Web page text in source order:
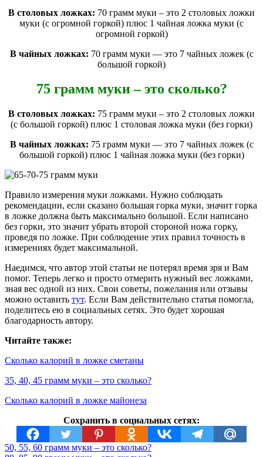
В столовых ложках: 70 грамм муки – это 2 столовых ложки
муки (с огромной горкой) плюс 1 чайная ложка муки (с
огромной горкой)
В чайных ложках: 70 грамм муки — это 7 чайных ложек (с
большой горкой)
75 грамм муки – это сколько?
В столовых ложках: 75 грамм муки – это 2 столовых ложки
(с большой горкой) плюс 1 столовая ложка муки (без горки)
В чайных ложках: 75 грамм муки — это 7 чайных ложек (с
большой горкой) плюс 1 чайная ложка муки (без горки)
Правило измерения муки ложками. Нужно соблюдать
рекомендации, если сказано большая горка муки, значит горка
в ложке должна быть максимально большой. Если написано
без горки, это значит убрать второй стороной ножа горку,
проведя по ложке. При соблюдение этих правил точность в
измерениях будет максимальной.
Наедимся, что автор этой статьи не потерял время зря и Вам
помог. Теперь легко и просто отмерить нужный вес ложками,
зная вес одной из них. Свои советы, пожелания или отзывы
можно оставить тут. Если Вам действительно статья помогла,
поделитесь ею в социальных сетях. Это будет хорошая
благодарность автору.
Читайте также:
Сколько калорий в ложке сметаны
35, 40, 45 грамм муки – это сколько?
Сколько калорий в ложке майонеза
Сохранить в социальных сетях:
50, 55, 60 грамм муки – это сколько?